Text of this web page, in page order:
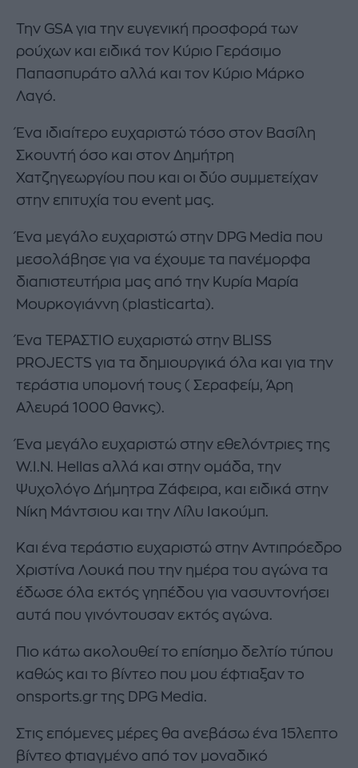
Την GSA για την ευγενική προσφορά των
ρούχων και ειδικά τον Κύριο Γεράσιμο
Παπασπυράτο αλλά και τον Κύριο Μάρκο
Λαγό.
Ένα ιδιαίτερο ευχαριστώ τόσο στον Βασίλη
Σκουντή όσο και στον Δημήτρη
Χατζηγεωργίου που και οι δύο συμμετείχαν
στην επιτυχία του event μας.
Ένα μεγάλο ευχαριστώ στην DPG Media που
μεσολάβησε για να έχουμε τα πανέμορφα
διαπιστευτήρια μας από την Κυρία Μαρία
Μουρκογιάννη (plasticarta).
Ένα ΤΕΡΑΣΤΙΟ ευχαριστώ στην BLISS
PROJECTS για τα δημιουργικά όλα και για την
τεράστια υπομονή τους ( Σεραφείμ, Άρη
Αλευρά 1000 θανκς).
Ένα μεγάλο ευχαριστώ στην εθελόντριες της
W.I.N. Hellas αλλά και στην ομάδα, την
Ψυχολόγο Δήμητρα Ζάφειρα, και ειδικά στην
Νίκη Μάντσιου και την Λίλυ Ιακούμπ.
Και ένα τεράστιο ευχαριστώ στην Αντιπρόεδρο
Χριστίνα Λουκά που την ημέρα του αγώνα τα
έδωσε όλα εκτός γηπέδου για νασυντονήσει
αυτά που γινόντουσαν εκτός αγώνα.
Πιο κάτω ακολουθεί το επίσημο δελτίο τύπου
καθώς και το βίντεο που μου έφτιαξαν το
onsports.gr της DPG Media.
Στις επόμενες μέρες θα ανεβάσω ένα 15λεπτο
βίντεο φτιαγμένο από τον μοναδικό